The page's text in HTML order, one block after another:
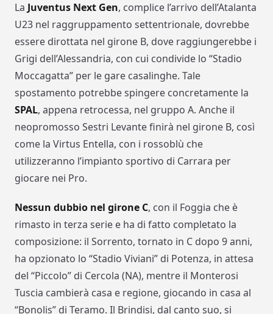
La Juventus Next Gen, complice l’arrivo dell’Atalanta
U23 nel raggruppamento settentrionale, dovrebbe
essere dirottata nel girone B, dove raggiungerebbe i
Grigi dell’Alessandria, con cui condivide lo “Stadio
Moccagatta” per le gare casalinghe. Tale
spostamento potrebbe spingere concretamente la
SPAL, appena retrocessa, nel gruppo A. Anche il
neopromosso Sestri Levante finirà nel girone B, così
come la Virtus Entella, con i rossoblù che
utilizzeranno l’impianto sportivo di Carrara per
giocare nei Pro.
Nessun dubbio nel girone C, con il Foggia che è
rimasto in terza serie e ha di fatto completato la
composizione: il Sorrento, tornato in C dopo 9 anni,
ha opzionato lo “Stadio Viviani” di Potenza, in attesa
del “Piccolo” di Cercola (NA), mentre il Monterosi
Tuscia cambierà casa e regione, giocando in casa al
“Bonolis” di Teramo. Il Brindisi, dal canto suo, si